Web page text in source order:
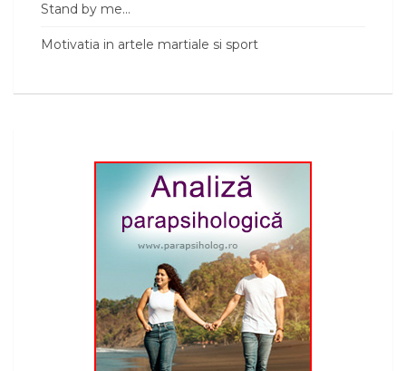
Stand by me...
Motivatia in artele martiale si sport